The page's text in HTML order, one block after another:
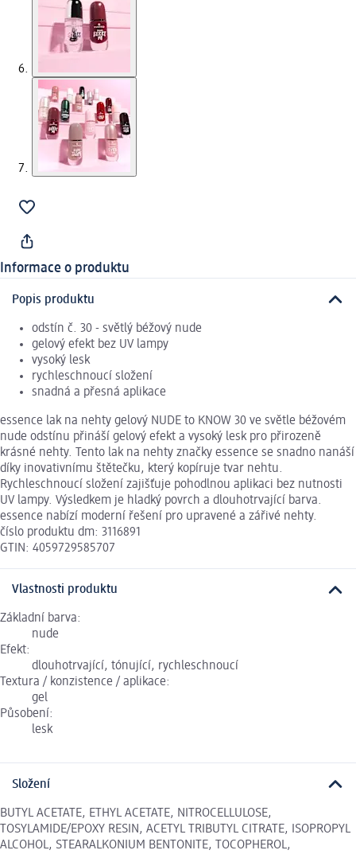
Informace o produktu
Popis produktu
odstín č. 30 - světlý béžový nude
gelový efekt bez UV lampy
vysoký lesk
rychleschnoucí složení
snadná a přesná aplikace
essence lak na nehty gelový NUDE to KNOW 30 ve světle béžovém
nude odstínu přináší gelový efekt a vysoký lesk pro přirozeně
krásné nehty. Tento lak na nehty značky essence se snadno nanáší
díky inovativnímu štětečku, který kopíruje tvar nehtu.
Rychleschnoucí složení zajišťuje pohodlnou aplikaci bez nutnosti
UV lampy. Výsledkem je hladký povrch a dlouhotrvající barva.
essence nabízí moderní řešení pro upravené a zářivé nehty.
číslo produktu dm: 3116891
GTIN: 4059729585707
Vlastnosti produktu
Základní barva:
nude
Efekt:
dlouhotrvající, tónující, rychleschnoucí
Textura / konzistence / aplikace:
gel
Působení:
lesk
Složení
BUTYL ACETATE, ETHYL ACETATE, NITROCELLULOSE,
TOSYLAMIDE/EPOXY RESIN, ACETYL TRIBUTYL CITRATE, ISOPROPYL
ALCOHOL, STEARALKONIUM BENTONITE, TOCOPHEROL,